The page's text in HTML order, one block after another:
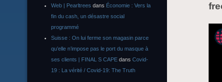
Web | Pearltrees dans Économie : Vers la
fin du cash, un désastre social
programmé
Suisse : On lui ferme son magasin parce
qu’elle n’impose pas le port du masque à
ses clients | FINAL S CAPE dans Covid-
19 : La vérité / Covid-19: The Truth